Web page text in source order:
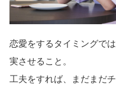
恋愛をするタイミングで
実させること。
工夫をすれば、まだまだ